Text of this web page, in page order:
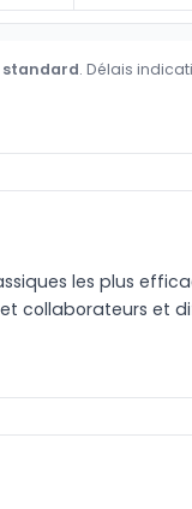
standard. Délais
les plus
collaborateurs et